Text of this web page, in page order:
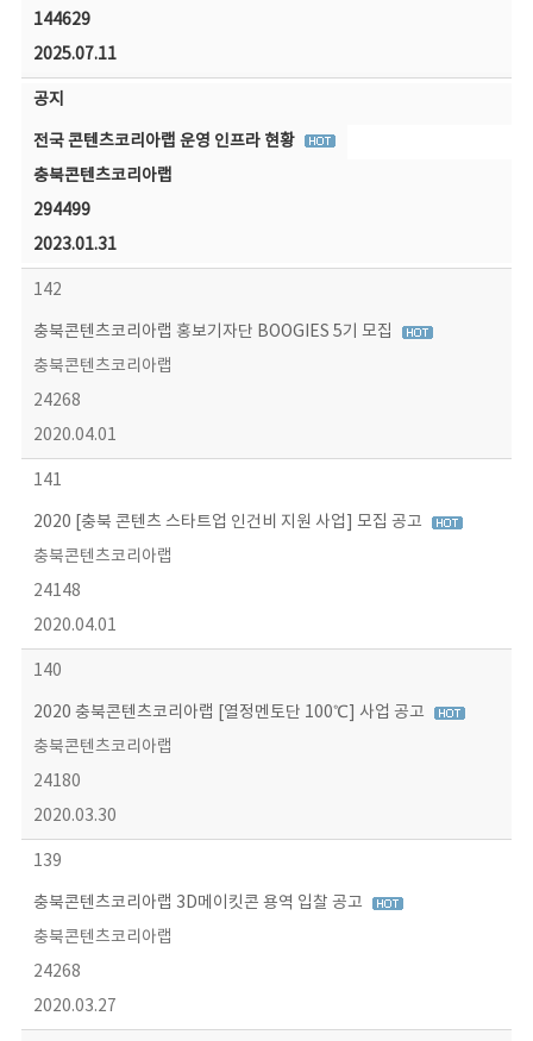
144629
2025.07.11
공지
전국 콘텐츠코리아랩 운영 인프라 현황
충북콘텐츠코리아랩
294499
2023.01.31
142
충북콘텐츠코리아랩 홍보기자단 BOOGIES 5기 모집
충북콘텐츠코리아랩
24268
2020.04.01
141
2020 [충북 콘텐츠 스타트업 인건비 지원 사업] 모집 공고
충북콘텐츠코리아랩
24148
2020.04.01
140
2020 충북콘텐츠코리아랩 [열정멘토단 100℃] 사업 공고
충북콘텐츠코리아랩
24180
2020.03.30
139
충북콘텐츠코리아랩 3D메이킷콘 용역 입찰 공고
충북콘텐츠코리아랩
24268
2020.03.27